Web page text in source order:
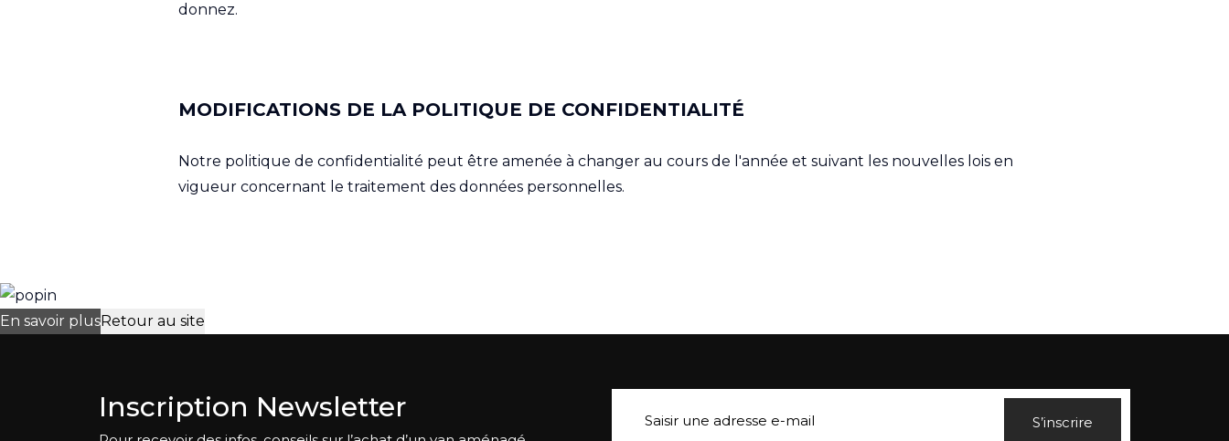
donnez.
MODIFICATIONS DE LA POLITIQUE DE CONFIDENTIALITÉ
Notre politique de confidentialité peut être amenée à changer au cours de l'année et suivant les nouvelles lois en
vigueur concernant le traitement des données personnelles.
En savoir plusRetour au site
Inscription Newsletter S’inscrire